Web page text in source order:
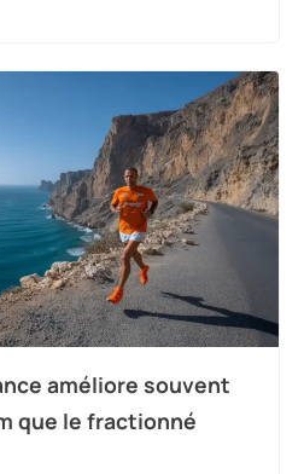
améliore souvent
que le fractionné